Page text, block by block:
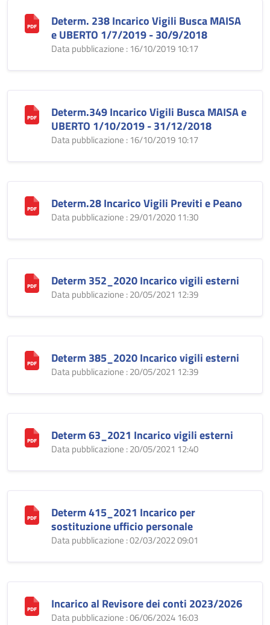
Determ. 238 Incarico Vigili Busca MAISA
e UBERTO 1/7/2019 - 30/9/2018
Data pubblicazione : 16/10/2019 10:17
Determ.349 Incarico Vigili Busca MAISA e
UBERTO 1/10/2019 - 31/12/2018
Data pubblicazione : 16/10/2019 10:17
Determ.28 Incarico Vigili Previti e Peano
Data pubblicazione : 29/01/2020 11:30
Determ 352_2020 Incarico vigili esterni
Data pubblicazione : 20/05/2021 12:39
Determ 385_2020 Incarico vigili esterni
Data pubblicazione : 20/05/2021 12:39
Determ 63_2021 Incarico vigili esterni
Data pubblicazione : 20/05/2021 12:40
Determ 415_2021 Incarico per
sostituzione ufficio personale
Data pubblicazione : 02/03/2022 09:01
Incarico al Revisore dei conti 2023/2026
Data pubblicazione : 06/06/2024 16:03